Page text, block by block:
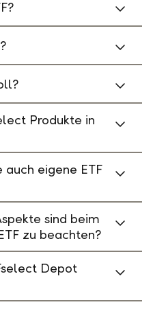
Produkte in
eigene ETF
sind beim
zu beachten?
Depot